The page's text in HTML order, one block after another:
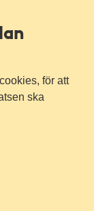
för att
ska